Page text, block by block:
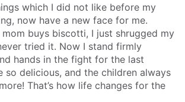
which I did not like before my
now have a new face for me.
buys biscotti, I just shrugged my
tried it. Now I stand firmly
hands in the fight for the last
so delicious, and the children always
That’s how life changes for the